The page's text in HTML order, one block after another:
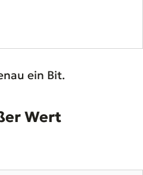
ein Bit.
Wert